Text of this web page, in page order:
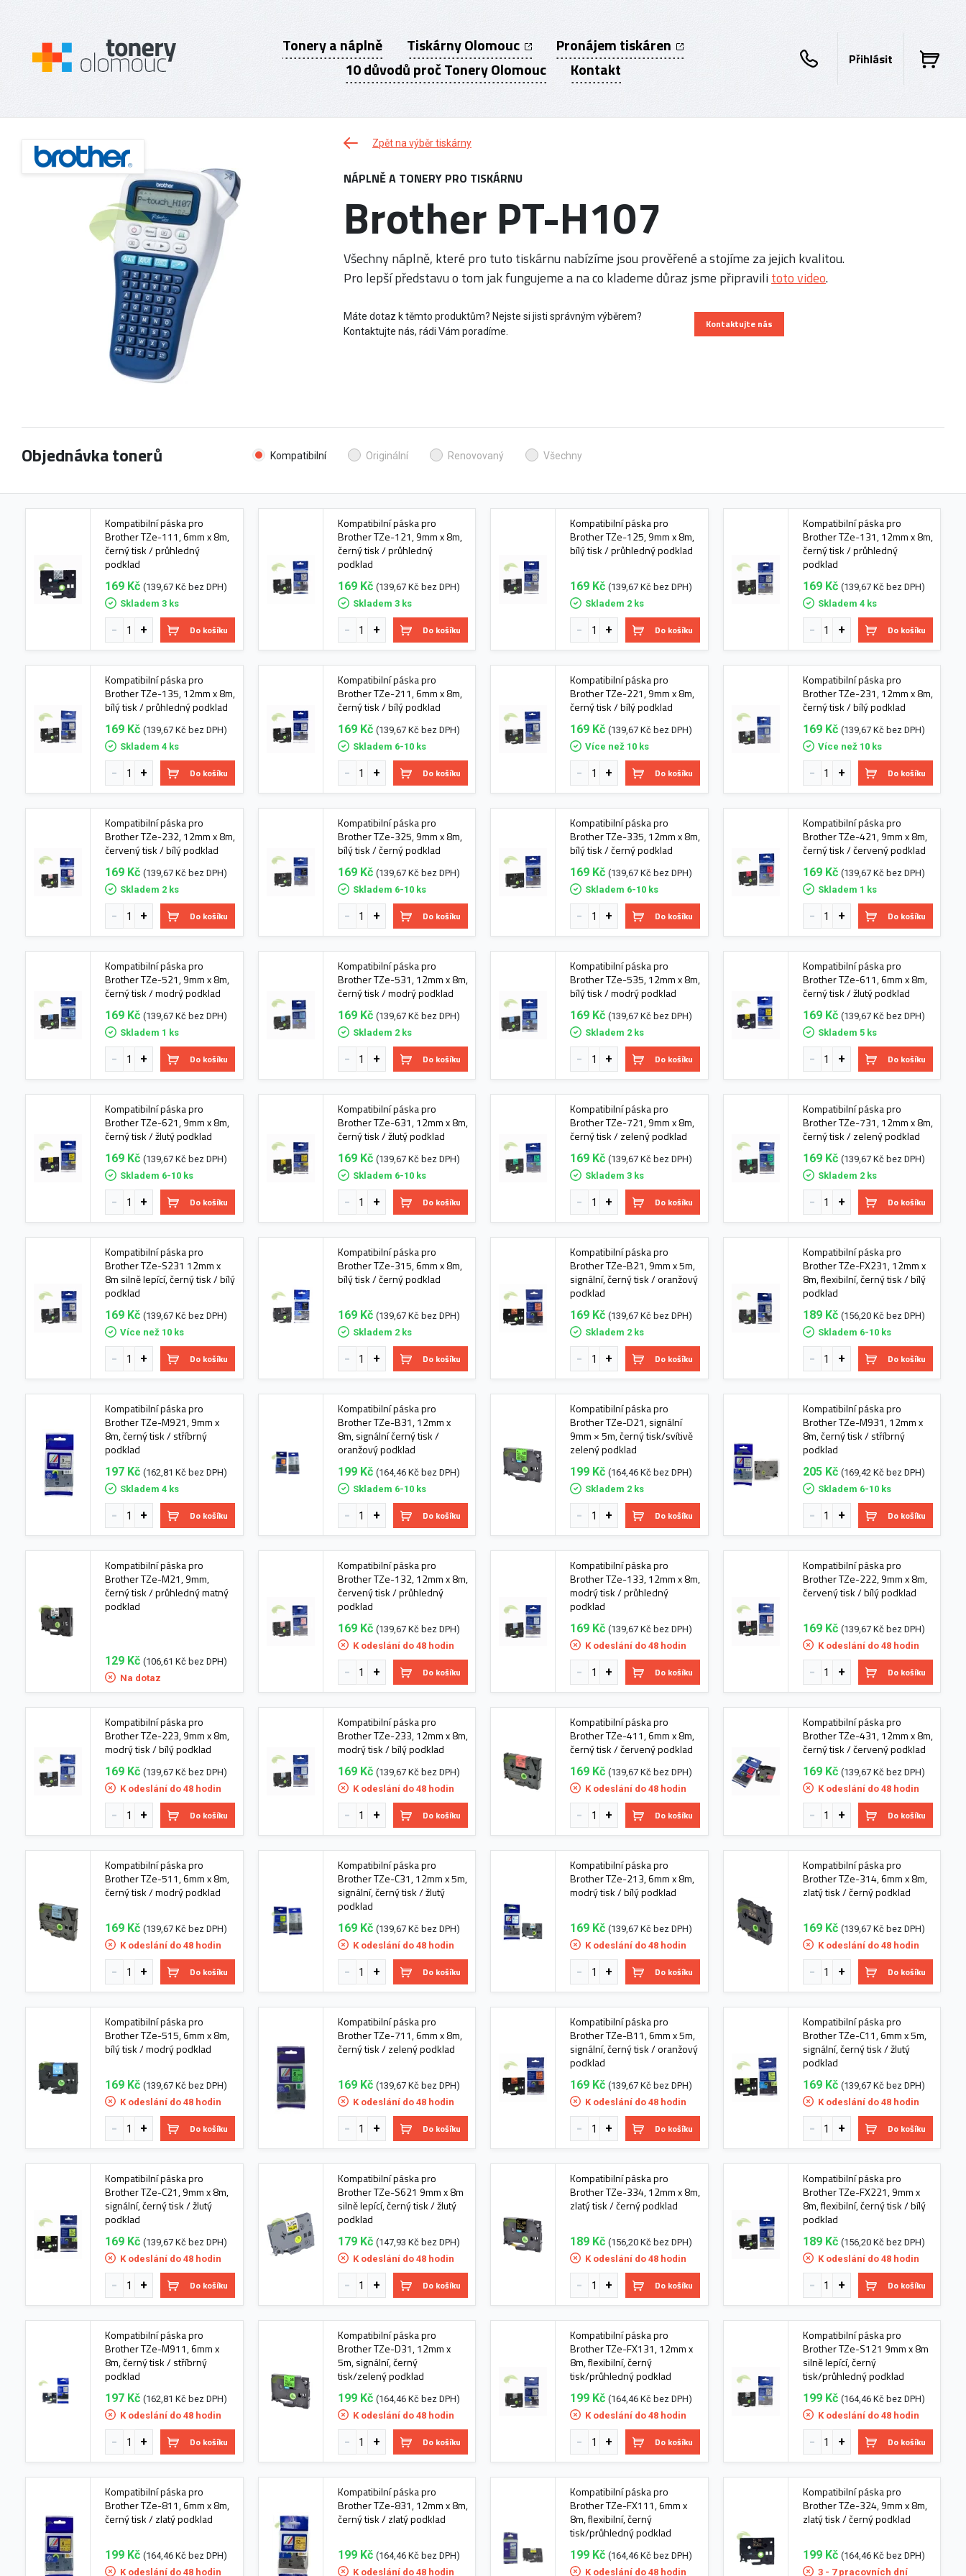
Tonery a náplně Tiskárny Olomouc
Pronájem tiskáren
10 důvodů proč Tonery Olomouc
Kontakt Přihlásit
Zpět na výběr tiskárny
NÁPLNĚ A TONERY PRO TISKÁRNU
Brother PT-H107
Všechny náplně, které pro tuto tiskárnu nabízíme jsou prověřené a stojíme za jejich kvalitou.
Pro lepší představu o tom jak fungujeme a na co klademe důraz jsme připravilitoto video.
Máte dotaz k těmto produktům? Nejste si jisti správným výběrem?
Kontaktujte nás, rádi Vám poradíme.
Kontaktujte nás
Objednávka tonerů Kompatibilní Originální Renovovaný Všechny
Kompatibilní páska pro
Brother TZe-111, 6mm x 8m,
černý tisk / průhledný
podklad
169 Kč (139,67 Kč bez DPH)
Skladem 3 ks
Do košíku
Kompatibilní páska pro
Brother TZe-121, 9mm x 8m,
černý tisk / průhledný
podklad
169 Kč (139,67 Kč bez DPH)
Skladem 3 ks
Do košíku
Kompatibilní páska pro
Brother TZe-125, 9mm x 8m,
bílý tisk / průhledný podklad
169 Kč (139,67 Kč bez DPH)
Skladem 2 ks
Do košíku
Kompatibilní páska pro
Brother TZe-131, 12mm x 8m,
černý tisk / průhledný
podklad
169 Kč (139,67 Kč bez DPH)
Skladem 4 ks
Do košíku
Kompatibilní páska pro
Brother TZe-135, 12mm x 8m,
bílý tisk / průhledný podklad
169 Kč (139,67 Kč bez DPH)
Skladem 4 ks
Do košíku
Kompatibilní páska pro
Brother TZe-211, 6mm x 8m,
černý tisk / bílý podklad
169 Kč (139,67 Kč bez DPH)
Skladem 6-10 ks
Do košíku
Kompatibilní páska pro
Brother TZe-221, 9mm x 8m,
černý tisk / bílý podklad
169 Kč (139,67 Kč bez DPH)
Více než 10 ks
Do košíku
Kompatibilní páska pro
Brother TZe-231, 12mm x 8m,
černý tisk / bílý podklad
169 Kč (139,67 Kč bez DPH)
Více než 10 ks
Do košíku
Kompatibilní páska pro
Brother TZe-232, 12mm x 8m,
červený tisk / bílý podklad
169 Kč (139,67 Kč bez DPH)
Skladem 2 ks
Do košíku
Kompatibilní páska pro
Brother TZe-325, 9mm x 8m,
bílý tisk / černý podklad
169 Kč (139,67 Kč bez DPH)
Skladem 6-10 ks
Do košíku
Kompatibilní páska pro
Brother TZe-335, 12mm x 8m,
bílý tisk / černý podklad
169 Kč (139,67 Kč bez DPH)
Skladem 6-10 ks
Do košíku
Kompatibilní páska pro
Brother TZe-421, 9mm x 8m,
černý tisk / červený podklad
169 Kč (139,67 Kč bez DPH)
Skladem 1 ks
Do košíku
Kompatibilní páska pro
Brother TZe-521, 9mm x 8m,
černý tisk / modrý podklad
169 Kč (139,67 Kč bez DPH)
Skladem 1 ks
Do košíku
Kompatibilní páska pro
Brother TZe-531, 12mm x 8m,
černý tisk / modrý podklad
169 Kč (139,67 Kč bez DPH)
Skladem 2 ks
Do košíku
Kompatibilní páska pro
Brother TZe-535, 12mm x 8m,
bílý tisk / modrý podklad
169 Kč (139,67 Kč bez DPH)
Skladem 2 ks
Do košíku
Kompatibilní páska pro
Brother TZe-611, 6mm x 8m,
černý tisk / žlutý podklad
169 Kč (139,67 Kč bez DPH)
Skladem 5 ks
Do košíku
Kompatibilní páska pro
Brother TZe-621, 9mm x 8m,
černý tisk / žlutý podklad
169 Kč (139,67 Kč bez DPH)
Skladem 6-10 ks
Do košíku
Kompatibilní páska pro
Brother TZe-631, 12mm x 8m,
černý tisk / žlutý podklad
169 Kč (139,67 Kč bez DPH)
Skladem 6-10 ks
Do košíku
Kompatibilní páska pro
Brother TZe-721, 9mm x 8m,
černý tisk / zelený podklad
169 Kč (139,67 Kč bez DPH)
Skladem 3 ks
Do košíku
Kompatibilní páska pro
Brother TZe-731, 12mm x 8m,
černý tisk / zelený podklad
169 Kč (139,67 Kč bez DPH)
Skladem 2 ks
Do košíku
Kompatibilní páska pro
Brother TZe-S231 12mm x
8m silně lepící, černý tisk / bílý
podklad
169 Kč (139,67 Kč bez DPH)
Více než 10 ks
Do košíku
Kompatibilní páska pro
Brother TZe-315, 6mm x 8m,
bílý tisk / černý podklad
169 Kč (139,67 Kč bez DPH)
Skladem 2 ks
Do košíku
Kompatibilní páska pro
Brother TZe-B21, 9mm x 5m,
signální, černý tisk / oranžový
podklad
169 Kč (139,67 Kč bez DPH)
Skladem 2 ks
Do košíku
Kompatibilní páska pro
Brother TZe-FX231, 12mm x
8m, flexibilní, černý tisk / bílý
podklad
189 Kč (156,20 Kč bez DPH)
Skladem 6-10 ks
Do košíku
Kompatibilní páska pro
Brother TZe-M921, 9mm x
8m, černý tisk / stříbrný
podklad
197 Kč (162,81 Kč bez DPH)
Skladem 4 ks
Do košíku
Kompatibilní páska pro
Brother TZe-B31, 12mm x
8m, signální černý tisk /
oranžový podklad
199 Kč (164,46 Kč bez DPH)
Skladem 6-10 ks
Do košíku
Kompatibilní páska pro
Brother TZe-D21, signální
9mm × 5m, černý tisk/svítivě
zelený podklad
199 Kč (164,46 Kč bez DPH)
Skladem 2 ks
Do košíku
Kompatibilní páska pro
Brother TZe-M931, 12mm x
8m, černý tisk / stříbrný
podklad
205 Kč (169,42 Kč bez DPH)
Skladem 6-10 ks
Do košíku
Kompatibilní páska pro
Brother TZe-M21, 9mm,
černý tisk / průhledný matný
podklad
129 Kč (106,61 Kč bez DPH)
Na dotaz
Kompatibilní páska pro
Brother TZe-132, 12mm x 8m,
červený tisk / průhledný
podklad
169 Kč (139,67 Kč bez DPH)
K odeslání do 48 hodin
Do košíku
Kompatibilní páska pro
Brother TZe-133, 12mm x 8m,
modrý tisk / průhledný
podklad
169 Kč (139,67 Kč bez DPH)
K odeslání do 48 hodin
Do košíku
Kompatibilní páska pro
Brother TZe-222, 9mm x 8m,
červený tisk / bílý podklad
169 Kč (139,67 Kč bez DPH)
K odeslání do 48 hodin
Do košíku
Kompatibilní páska pro
Brother TZe-223, 9mm x 8m,
modrý tisk / bílý podklad
169 Kč (139,67 Kč bez DPH)
K odeslání do 48 hodin
Do košíku
Kompatibilní páska pro
Brother TZe-233, 12mm x 8m,
modrý tisk / bílý podklad
169 Kč (139,67 Kč bez DPH)
K odeslání do 48 hodin
Do košíku
Kompatibilní páska pro
Brother TZe-411, 6mm x 8m,
černý tisk / červený podklad
169 Kč (139,67 Kč bez DPH)
K odeslání do 48 hodin
Do košíku
Kompatibilní páska pro
Brother TZe-431, 12mm x 8m,
černý tisk / červený podklad
169 Kč (139,67 Kč bez DPH)
K odeslání do 48 hodin
Do košíku
Kompatibilní páska pro
Brother TZe-511, 6mm x 8m,
černý tisk / modrý podklad
169 Kč (139,67 Kč bez DPH)
K odeslání do 48 hodin
Do košíku
Kompatibilní páska pro
Brother TZe-C31, 12mm x 5m,
signální, černý tisk / žlutý
podklad
169 Kč (139,67 Kč bez DPH)
K odeslání do 48 hodin
Do košíku
Kompatibilní páska pro
Brother TZe-213, 6mm x 8m,
modrý tisk / bílý podklad
169 Kč (139,67 Kč bez DPH)
K odeslání do 48 hodin
Do košíku
Kompatibilní páska pro
Brother TZe-314, 6mm x 8m,
zlatý tisk / černý podklad
169 Kč (139,67 Kč bez DPH)
K odeslání do 48 hodin
Do košíku
Kompatibilní páska pro
Brother TZe-515, 6mm x 8m,
bílý tisk / modrý podklad
169 Kč (139,67 Kč bez DPH)
K odeslání do 48 hodin
Do košíku
Kompatibilní páska pro
Brother TZe-711, 6mm x 8m,
černý tisk / zelený podklad
169 Kč (139,67 Kč bez DPH)
K odeslání do 48 hodin
Do košíku
Kompatibilní páska pro
Brother TZe-B11, 6mm x 5m,
signální, černý tisk / oranžový
podklad
169 Kč (139,67 Kč bez DPH)
K odeslání do 48 hodin
Do košíku
Kompatibilní páska pro
Brother TZe-C11, 6mm x 5m,
signální, černý tisk / žlutý
podklad
169 Kč (139,67 Kč bez DPH)
K odeslání do 48 hodin
Do košíku
Kompatibilní páska pro
Brother TZe-C21, 9mm x 8m,
signální, černý tisk / žlutý
podklad
169 Kč (139,67 Kč bez DPH)
K odeslání do 48 hodin
Do košíku
Kompatibilní páska pro
Brother TZe-S621 9mm x 8m
silně lepící, černý tisk / žlutý
podklad
179 Kč (147,93 Kč bez DPH)
K odeslání do 48 hodin
Do košíku
Kompatibilní páska pro
Brother TZe-334, 12mm x 8m,
zlatý tisk / černý podklad
189 Kč (156,20 Kč bez DPH)
K odeslání do 48 hodin
Do košíku
Kompatibilní páska pro
Brother TZe-FX221, 9mm x
8m, flexibilní, černý tisk / bílý
podklad
189 Kč (156,20 Kč bez DPH)
K odeslání do 48 hodin
Do košíku
Kompatibilní páska pro
Brother TZe-M911, 6mm x
8m, černý tisk / stříbrný
podklad
197 Kč (162,81 Kč bez DPH)
K odeslání do 48 hodin
Do košíku
Kompatibilní páska pro
Brother TZe-D31, 12mm x
5m, signální, černý
tisk/zelený podklad
199 Kč (164,46 Kč bez DPH)
K odeslání do 48 hodin
Do košíku
Kompatibilní páska pro
Brother TZe-FX131, 12mm x
8m, flexibilní, černý
tisk/průhledný podklad
199 Kč (164,46 Kč bez DPH)
K odeslání do 48 hodin
Do košíku
Kompatibilní páska pro
Brother TZe-S121 9mm x 8m
silně lepící, černý
tisk/průhledný podklad
199 Kč (164,46 Kč bez DPH)
K odeslání do 48 hodin
Do košíku
Kompatibilní páska pro
Brother TZe-811, 6mm x 8m,
černý tisk / zlatý podklad
199 Kč (164,46 Kč bez DPH)
K odeslání do 48 hodin
Kompatibilní páska pro
Brother TZe-831, 12mm x 8m,
černý tisk / zlatý podklad
199 Kč (164,46 Kč bez DPH)
K odeslání do 48 hodin
Kompatibilní páska pro
Brother TZe-FX111, 6mm x
8m, flexibilní, černý
tisk/průhledný podklad
199 Kč (164,46 Kč bez DPH)
K odeslání do 48 hodin
Kompatibilní páska pro
Brother TZe-324, 9mm x 8m,
zlatý tisk / černý podklad
199 Kč (164,46 Kč bez DPH)
3 - 7 pracovních dní